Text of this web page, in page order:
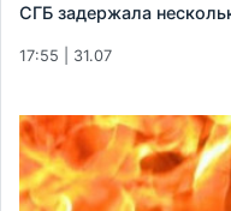
СГБ задержала
17:55 | 31.07